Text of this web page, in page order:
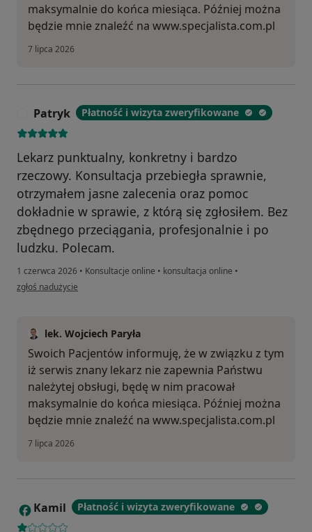
maksymalnie do końca miesiąca. Później można
będzie mnie znaleźć na www.specjalista.com.pl
7 lipca 2026
Patryk Płatność i wizyta zweryfikowane
Lekarz punktualny, konkretny i bardzo
rzeczowy. Konsultacja przebiegła sprawnie,
otrzymałem jasne zalecenia oraz pomoc
dokładnie w sprawie, z którą się zgłosiłem. Bez
zbędnego przeciągania, profesjonalnie i po
ludzku. Polecam.
1 czerwca 2026 • Konsultacje online • konsultacja online •
w opinii użytkownika Patryk
zgłoś nadużycie
lek. Wojciech Paryła
Swoich Pacjentów informuję, że w związku z tym
iż serwis znany lekarz nie zapewnia Państwu
należytej obsługi, będę w nim pracował
maksymalnie do końca miesiąca. Później można
będzie mnie znaleźć na www.specjalista.com.pl
7 lipca 2026
K Kamil Płatność i wizyta zweryfikowane